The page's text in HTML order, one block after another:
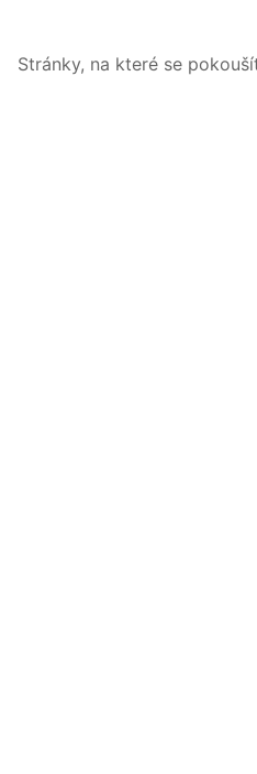
Stránky, na které se